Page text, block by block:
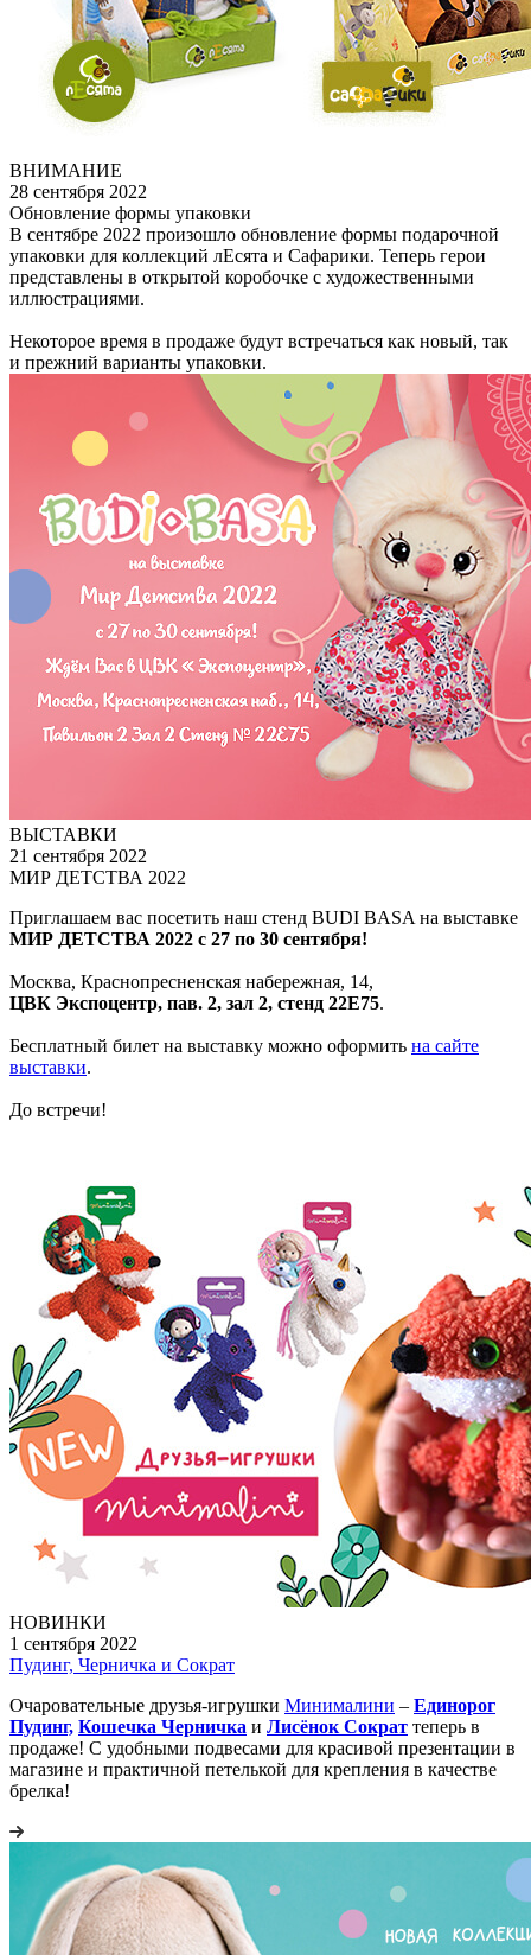
ВНИМАНИЕ
28 сентября 2022
Обновление формы упаковки
В сентябре 2022 произошло обновление формы подарочной
упаковки для коллекций лЕсята и Сафарики. Теперь герои
представлены в открытой коробочке с художественными
иллюстрациями.
Некоторое время в продаже будут встречаться как новый, так
и прежний варианты упаковки.
ВЫСТАВКИ
21 сентября 2022
МИР ДЕТСТВА 2022
Приглашаем вас посетить наш стенд BUDI BASA на выставке
МИР ДЕТСТВА 2022 с 27 по 30 сентября!
Москва, Краснопресненская набережная, 14,
ЦВК Экспоцентр, пав. 2, зал 2, стенд 22Е75.
Бесплатный билет на выставку можно оформить на сайте
выставки.
До встречи!
НОВИНКИ
1 сентября 2022
Пудинг, Черничка и Сократ
Очаровательные друзья-игрушки Минималини – Единорог
Пудинг, Кошечка Черничка и Лисёнок Сократ теперь в
продаже! С удобными подвесами для красивой презентации в
магазине и практичной петелькой для крепления в качестве
брелка!